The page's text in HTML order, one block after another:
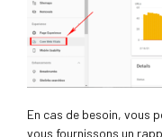
En cas de besoin, vous
vous fournissons un